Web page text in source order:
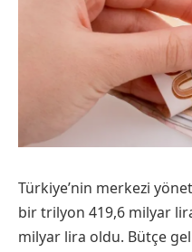
Türkiye’nin merkezi
bir trilyon 419,6 milyar
milyar lira oldu. Bütçe